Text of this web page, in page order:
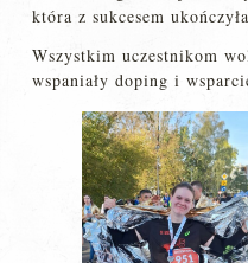
która z sukcesem
Wszystkim uczestnikom
wspaniały doping i